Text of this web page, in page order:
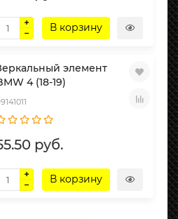
В корзину
элемент
4 (18-19)
руб.
В корзину